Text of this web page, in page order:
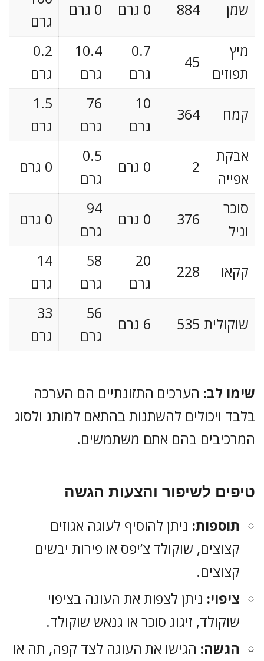
שמן 884 0 גרם 0 גרם
גרם
מיץ
תפוזים
45
0.7
גרם
10.4
גרם
0.2
גרם
קמח 364
10
גרם
76
גרם
1.5
גרם
אבקת
אפייה
2 0 גרם
0.5
גרם
0 גרם
סוכר
וניל
376 0 גרם
94
גרם
0 גרם
קקאו 228
20
גרם
58
גרם
14
גרם
שוקולית 535 6 גרם
56
גרם
33
גרם
שימו לב: הערכים התזונתיים הם הערכה
בלבד ויכולים להשתנות בהתאם למותג ולסוג
המרכיבים בהם אתם משתמשים.
טיפים לשיפור והצעות הגשה
תוספות: ניתן להוסיף לעוגה אגוזים
קצוצים, שוקולד צ’יפס או פירות יבשים
קצוצים.
ציפוי: ניתן לצפות את העוגה בציפוי
שוקולד, זיגוג סוכר או גנאש שוקולד.
הגשה: הגישו את העוגה לצד קפה, תה או